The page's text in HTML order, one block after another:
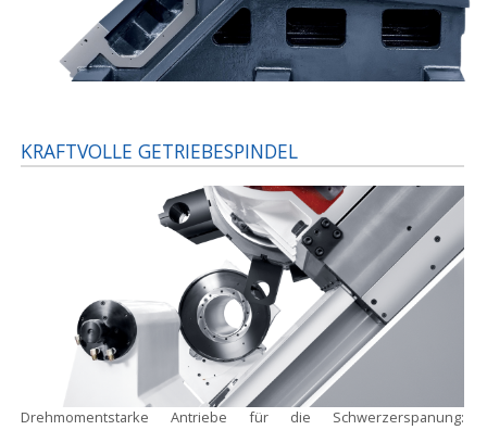
KRAFTVOLLE GETRIEBESPINDEL
Drehmomentstarke Antriebe für die Schwerzerspanung: